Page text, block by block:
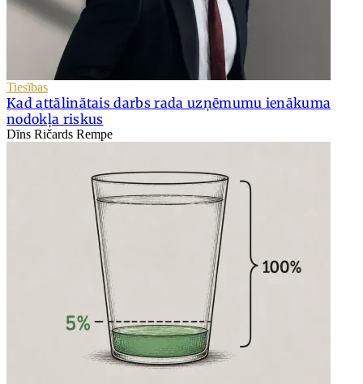
Tiesības
Kad attālinātais darbs rada uzņēmumu ienākuma
nodokļa riskus
Dīns Ričards Rempe